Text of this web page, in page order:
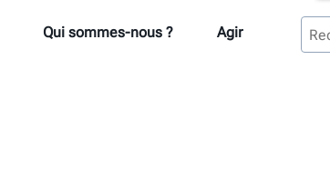
Qui sommes-nous ? Agir